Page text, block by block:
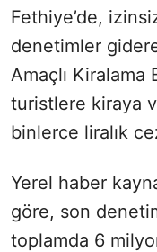
Fethiye’de,
denetimler
Amaçlı Kiralama
turistlere kiraya
binlerce liralık
Yerel haber
göre, son
toplamda 6